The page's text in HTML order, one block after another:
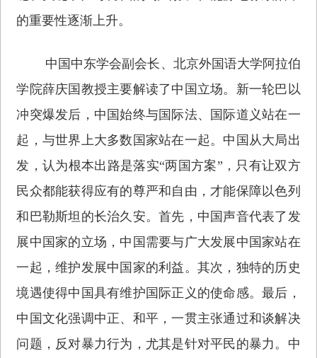
的重要性逐渐上升。
中国中东学会副会长、北京外国语大学阿拉伯
学院薛庆国教授主要解读了中国立场。新一轮巴以
冲突爆发后，中国始终与国际法、国际道义站在一
起，与世界上大多数国家站在一起。中国从大局出
发，认为根本出路是落实“两国方案”，只有让双方
民众都能获得应有的尊严和自由，才能保障以色列
和巴勒斯坦的长治久安。首先，中国声音代表了发
展中国家的立场，中国需要与广大发展中国家站在
一起，维护发展中国家的利益。其次，独特的历史
境遇使得中国具有维护国际正义的使命感。最后，
中国文化强调中正、和平，一贯主张通过和谈解决
问题，反对暴力行为，尤其是针对平民的暴力。中